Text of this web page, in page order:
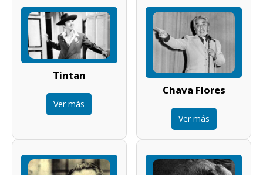
Tintan
Ver más
Chava Flores
Ver más